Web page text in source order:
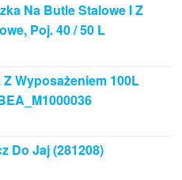
Na Butle Stalowe I Z
Poj. 40 / 50 L
Wyposażeniem 100L
Do Jaj (281208)